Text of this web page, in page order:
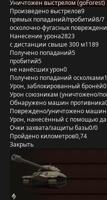
Уничтожен выстрелом (goForest)
Произведено выстрелов9
прямых попаданий/пробитий8/7
осколочно-фугасных
Нанесение урона2823
с дистанции свыше 300 м1189
Получено попаданий5
пробитий5
не нанёсших урон0
Получено попаданий осколками1
Урон, заблокированный бронёй0
Урон союзникам (уничтожено/
Обнаружено машин противника
Повреждено/уничтожено машин
Урон, нанесённый с помощью
Очки захвата/защиты базы0/0
Пройдено километров0,74
Закрыть